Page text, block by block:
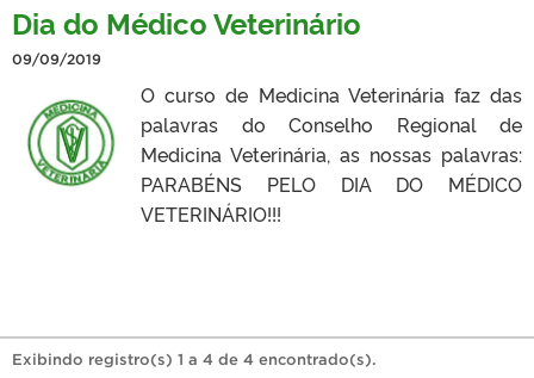
Dia do Médico Veterinário
09/09/2019
O curso de Medicina Veterinária faz das
palavras do Conselho Regional de
Medicina Veterinária, as nossas palavras:
PARABÉNS PELO DIA DO MÉDICO
VETERINÁRIO!!!
Exibindo registro(s) 1 a 4 de 4 encontrado(s).